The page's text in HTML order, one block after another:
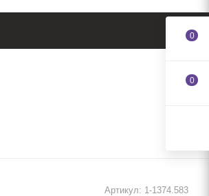
Артикул: 1-1374.583
0
0